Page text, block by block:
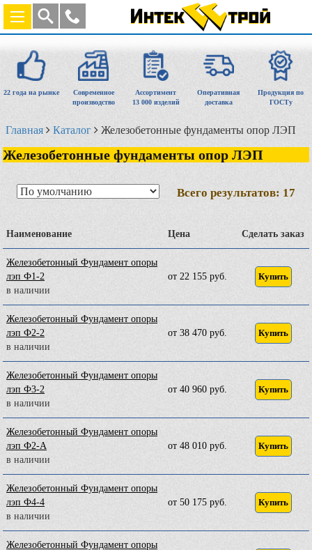
22 года на рынке
Современное
производство
Ассортимент
13 000 изделий
Оперативная
доставка
Продукция по
ГОСТу
Главная Каталог Железобетонные фундаменты опор ЛЭП
Железобетонные фундаменты опор ЛЭП
Всего результатов: 17
Наименование Цена Сделать заказ
Железобетонный Фундамент опоры
лэп Ф1-2
в наличии
от 22 155 руб. Купить
Железобетонный Фундамент опоры
лэп Ф2-2
в наличии
от 38 470 руб. Купить
Железобетонный Фундамент опоры
лэп Ф3-2
в наличии
от 40 960 руб. Купить
Железобетонный Фундамент опоры
лэп Ф2-А
в наличии
от 48 010 руб. Купить
Железобетонный Фундамент опоры
лэп Ф4-4
в наличии
от 50 175 руб. Купить
Железобетонный Фундамент опоры